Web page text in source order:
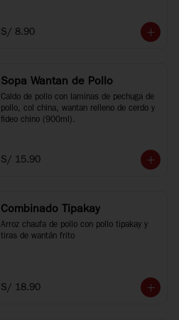
S/ 8.90
Sopa Wantan de Pollo
Caldo de pollo con laminas de pechuga de
pollo, col china, wantan relleno de cerdo y
fideo chino (900ml).
S/ 15.90
Combinado Tipakay
Arroz chaufa de pollo con pollo tipakay y
tiras de wantán frito
S/ 18.90